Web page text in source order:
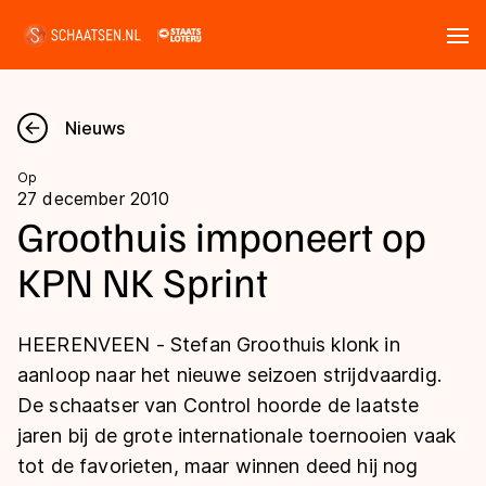
Nieuws
Kalender
Disciplines
Langebaan
Shorttrack
Inlineskaten
Uitslagen
Langebaan
Shorttrack
Marathon
Tijden & historie
Ranglijsten Langebaan
Nieuws
Op
27 december 2010
Groothuis imponeert op
KPN NK Sprint
HEERENVEEN - Stefan Groothuis klonk in
aanloop naar het nieuwe seizoen strijdvaardig.
De schaatser van Control hoorde de laatste
jaren bij de grote internationale toernooien vaak
tot de favorieten, maar winnen deed hij nog